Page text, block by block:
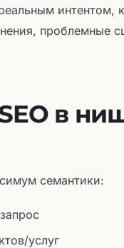
интентом,
проблемные
в
семантики:
услуг